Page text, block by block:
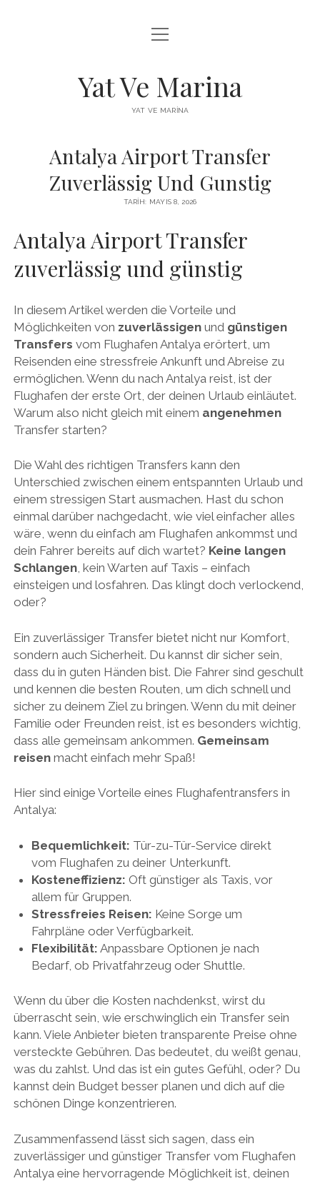
FACEBOOK BEĞENI YÜKSELTME HILESI
menüyü
aç
Yat Ve Marina
YAT VE MARINA
Antalya Airport Transfer
Zuverlässig Und Gunstig
TARIH: MAYIS 8, 2026
Antalya Airport Transfer
zuverlässig und günstig
In diesem Artikel werden die Vorteile und
Möglichkeiten von zuverlässigenund günstigen
Transfers vom Flughafen Antalya erörtert, um
Reisenden eine stressfreie Ankunft und Abreise zu
ermöglichen. Wenn du nach Antalya reist, ist der
Flughafen der erste Ort, der deinen Urlaub einläutet.
Warum also nicht gleich mit einem angenehmen
Transfer starten?
Die Wahl des richtigen Transfers kann den
Unterschied zwischen einem entspannten Urlaub und
einem stressigen Start ausmachen. Hast du schon
einmal darüber nachgedacht, wie viel einfacher alles
wäre, wenn du einfach am Flughafen ankommst und
dein Fahrer bereits auf dich wartet? Keine langen
Schlangen, kein Warten auf Taxis – einfach
einsteigen und losfahren. Das klingt doch verlockend,
oder?
Ein zuverlässiger Transfer bietet nicht nur Komfort,
sondern auch Sicherheit. Du kannst dir sicher sein,
dass du in guten Händen bist. Die Fahrer sind geschult
und kennen die besten Routen, um dich schnell und
sicher zu deinem Ziel zu bringen. Wenn du mit deiner
Familie oder Freunden reist, ist es besonders wichtig,
dass alle gemeinsam ankommen. Gemeinsam
reisenmacht einfach mehr Spaß!
Hier sind einige Vorteile eines Flughafentransfers in
Antalya:
Bequemlichkeit: Tür-zu-Tür-Service direkt
vom Flughafen zu deiner Unterkunft.
Kosteneffizienz: Oft günstiger als Taxis, vor
allem für Gruppen.
Stressfreies Reisen: Keine Sorge um
Fahrpläne oder Verfügbarkeit.
Flexibilität: Anpassbare Optionen je nach
Bedarf, ob Privatfahrzeug oder Shuttle.
Wenn du über die Kosten nachdenkst, wirst du
überrascht sein, wie erschwinglich ein Transfer sein
kann. Viele Anbieter bieten transparente Preise ohne
versteckte Gebühren. Das bedeutet, du weißt genau,
was du zahlst. Und das ist ein gutes Gefühl, oder? Du
kannst dein Budget besser planen und dich auf die
schönen Dinge konzentrieren.
Zusammenfassend lässt sich sagen, dass ein
zuverlässiger und günstiger Transfer vom Flughafen
Antalya eine hervorragende Möglichkeit ist, deinen